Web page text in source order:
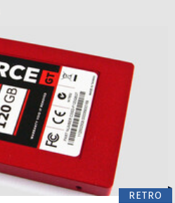
RETRO